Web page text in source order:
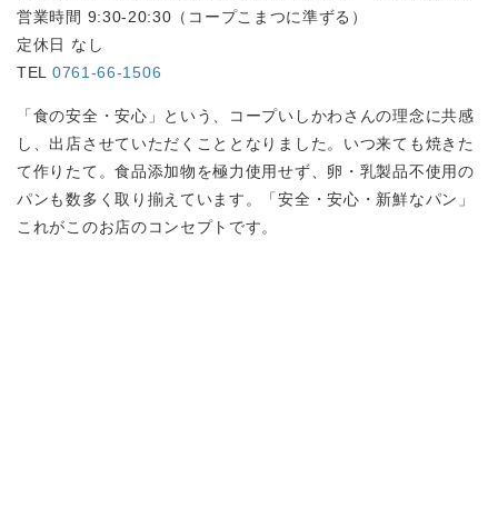
営業時間 9:30-20:30（コープこまつに準ずる）
定休日 なし
TEL 0761-66-1506
「食の安全・安心」という、コープいしかわさんの理念に共感
し、出店させていただくこととなりました。いつ来ても焼きた
て作りたて。食品添加物を極力使用せず、卵・乳製品不使用の
パンも数多く取り揃えています。「安全・安心・新鮮なパン」
これがこのお店のコンセプトです。